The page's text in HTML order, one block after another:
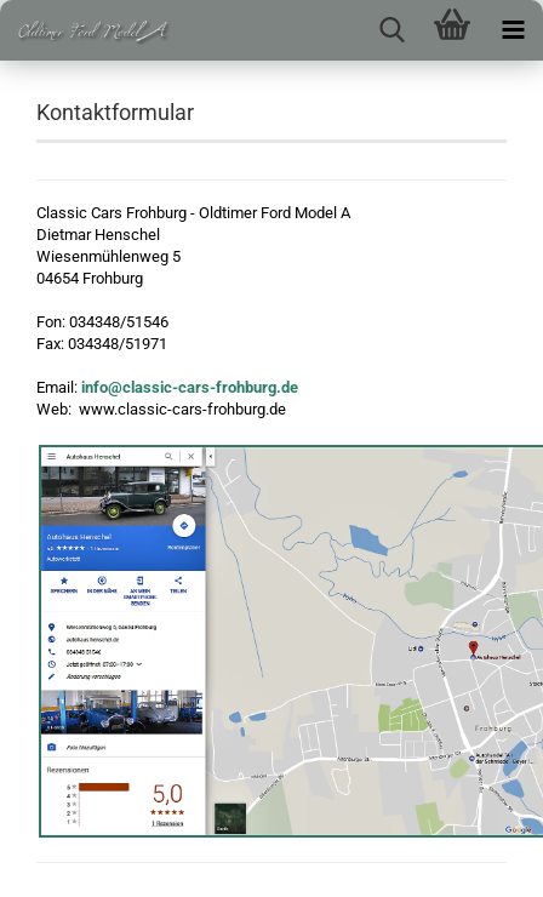
Kontaktformular
Classic Cars Frohburg - Oldtimer Ford Model A
Dietmar Henschel
Wiesenmühlenweg 5
04654 Frohburg
Fon: 034348/51546
Fax: 034348/51971
Email: info@classic-cars-frohburg.de
Web: www.classic-cars-frohburg.de